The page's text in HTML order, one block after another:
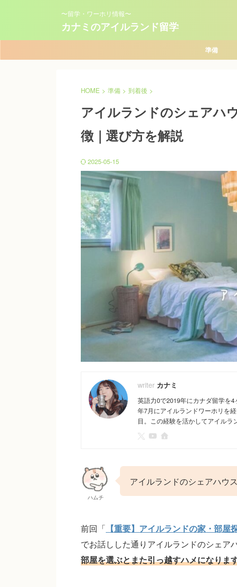
〜留学・ワーホリ情報〜
カナミのアイルランド留学
準備
HOME > 準備 > 到着後 >
アイルランドのシェアハ
徴｜選び方を解説
2025-05-15
カナミ
英語力0で2019年にカナダ留学を
年7月にアイルランドワーホリを
目。この経験を活かしてアイルラ
ハムチ
アイルランドのシェアハウ
前回「 【重要】アイルランドの家・部
でお話しした通りアイルランドのシェア
部屋を選ぶとまた引っ越すハメになりま